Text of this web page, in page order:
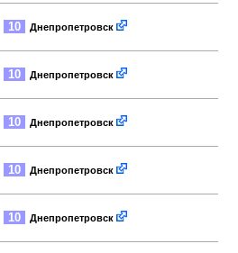
10 Днепропетровск
10 Днепропетровск
10 Днепропетровск
10 Днепропетровск
10 Днепропетровск